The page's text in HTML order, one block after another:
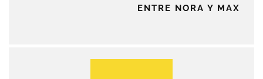
ENTRE NORA Y MAX